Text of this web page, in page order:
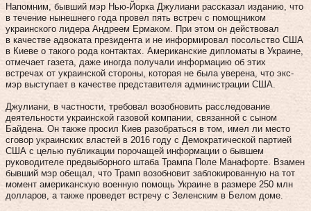
Напомним, бывший мэр Нью-Йорка Джулиани рассказал изданию, что
в течение нынешнего года провел пять встреч с помощником
украинского лидера Андреем Ермаком. При этом он действовал
в качестве адвоката президента и не информировал посольство США
в Киеве о такого рода контактах. Американские дипломаты в Украине,
отмечает газета, даже иногда получали информацию об этих
встречах от украинской стороны, которая не была уверена, что экс-
мэр выступает в качестве представителя администрации США.
Джулиани, в частности, требовал возобновить расследование
деятельности украинской газовой компании, связанной с сыном
Байдена. Он также просил Киев разобраться в том, имел ли место
сговор украинских властей в 2016 году с Демократической партией
США с целью публикации порочащей информации о бывшем
руководителе предвыборного штаба Трампа Поле Манафорте. Взамен
бывший мэр обещал, что Трамп возобновит заблокированную на тот
момент американскую военную помощь Украине в размере 250 млн
долларов, а также проведет встречу с Зеленским в Белом доме.